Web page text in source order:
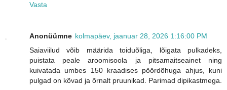
Vasta
Anonüümne kolmapäev, jaanuar 28, 2026 1:16:00 PM
Saiaviilud võib määrida toiduõliga, lõigata pulkadeks,
puistata peale aroomisoola ja pitsamaitseainet ning
kuivatada umbes 150 kraadises pöördõhuga ahjus, kuni
pulgad on kõvad ja õrnalt pruunikad. Parimad dipikastmega.